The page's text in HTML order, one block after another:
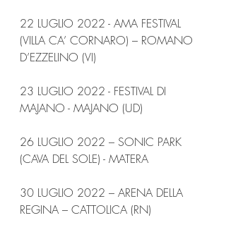
22 LUGLIO 2022 - AMA FESTIVAL
(VILLA CA’ CORNARO) – ROMANO
D’EZZELINO (VI)
23 LUGLIO 2022 - FESTIVAL DI
MAJANO - MAJANO (UD)
26 LUGLIO 2022 – SONIC PARK
(CAVA DEL SOLE) - MATERA
30 LUGLIO 2022 – ARENA DELLA
REGINA – CATTOLICA (RN)